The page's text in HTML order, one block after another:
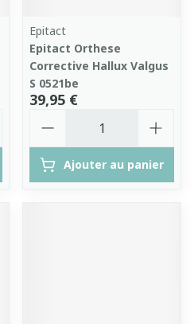
Epitact
Epitact Orthese
Corrective Hallux Valgus
S 0521be
39,95 €
Ajouter au panier